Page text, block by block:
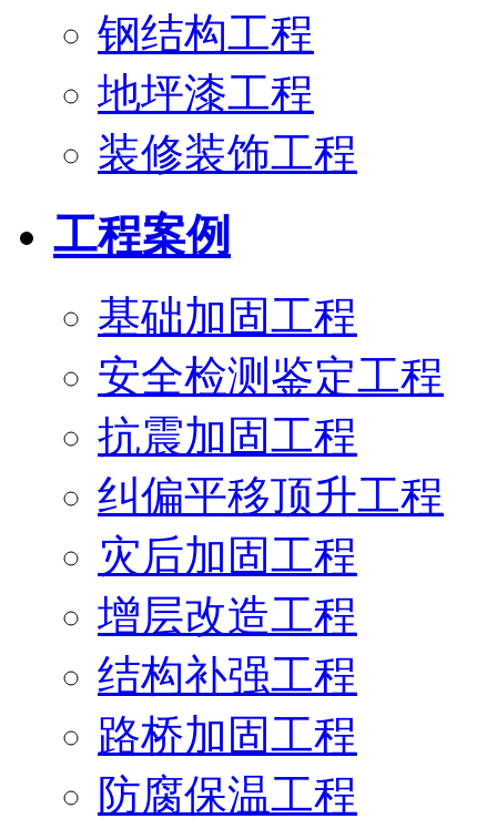
钢结构工程
地坪漆工程
装修装饰工程
工程案例
基础加固工程
安全检测鉴定工程
抗震加固工程
纠偏平移顶升工程
灾后加固工程
增层改造工程
结构补强工程
路桥加固工程
防腐保温工程